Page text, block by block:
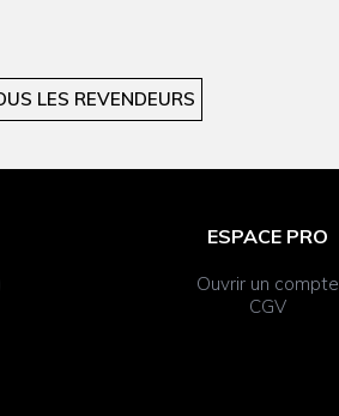
LES REVENDEURS
ESPACE PRO
Ouvrir un compte
CGV